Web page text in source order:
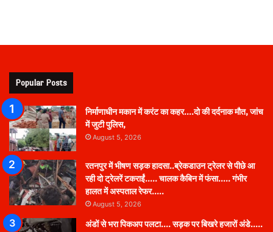
Popular Posts
निर्माणाधीन मकान में करंट का कहर….दो की दर्दनाक मौत, जांच
में जुटी पुलिस,
August 5, 2026
रतनपुर में भीषण सड़क हादसा..ब्रेकडाउन ट्रेलर से पीछे आ
रही दो ट्रेलरें टकराईं….. चालक कैबिन में फंसा….. गंभीर
हालत में अस्पताल रेफर…..
August 5, 2026
अंडों से भरा पिकअप पलटा…. सड़क पर बिखरे हजारों अंडे…..